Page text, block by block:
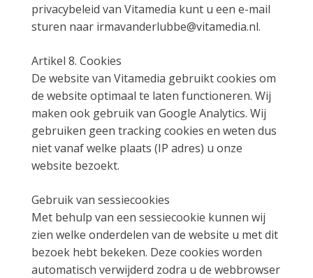
privacybeleid van Vitamedia kunt u een e-mail
sturen naar irmavanderlubbe@vitamedia.nl.
Artikel 8. Cookies
De website van Vitamedia gebruikt cookies om
de website optimaal te laten functioneren. Wij
maken ook gebruik van Google Analytics. Wij
gebruiken geen tracking cookies en weten dus
niet vanaf welke plaats (IP adres) u onze
website bezoekt.
Gebruik van sessiecookies
Met behulp van een sessiecookie kunnen wij
zien welke onderdelen van de website u met dit
bezoek hebt bekeken. Deze cookies worden
automatisch verwijderd zodra u de webbrowser